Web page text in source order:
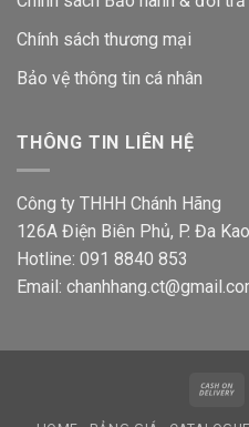
Chính sách thương mại
Bảo vệ thông tin cá nhân
THÔNG TIN LIÊN HỆ
Công ty THHH Chánh Hãng
126A Điện Biên Phủ, P. Đa
Hotline: 091 8840 853
Email: